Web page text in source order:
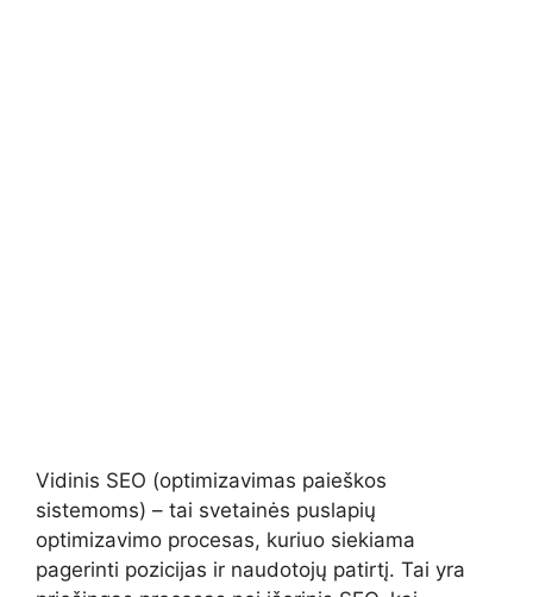
Vidinis SEO (optimizavimas paieškos
sistemoms) – tai svetainės puslapių
optimizavimo procesas, kuriuo siekiama
pagerinti pozicijas ir naudotojų patirtį. Tai yra